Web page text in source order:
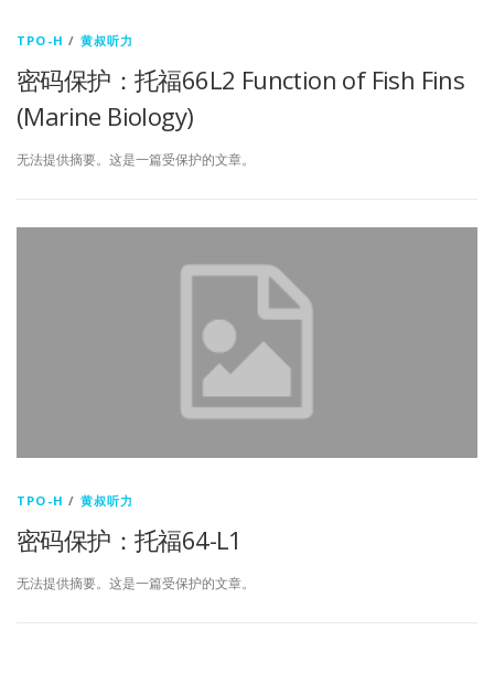
TPO-H / 黄叔听力
密码保护：托福66L2 Function of Fish Fins
(Marine Biology)
无法提供摘要。这是一篇受保护的文章。
TPO-H / 黄叔听力
密码保护：托福64-L1
无法提供摘要。这是一篇受保护的文章。